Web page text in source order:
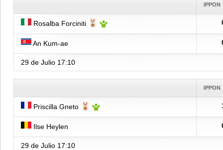
IPPON
Rosalba Forciniti
An Kum-ae
29 de Julio 17:10
IPPON
Priscilla Gneto
Ilse Heylen
29 de Julio 17:10